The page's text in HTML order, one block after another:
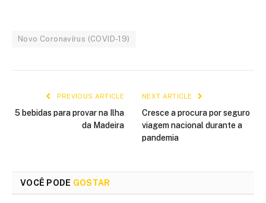
Novo Coronavírus (COVID-19)
PREVIOUS ARTICLE
5 bebidas para provar na Ilha
da Madeira
NEXT ARTICLE
Cresce a procura por seguro
viagem nacional durante a
pandemia
VOCÊ PODE GOSTAR